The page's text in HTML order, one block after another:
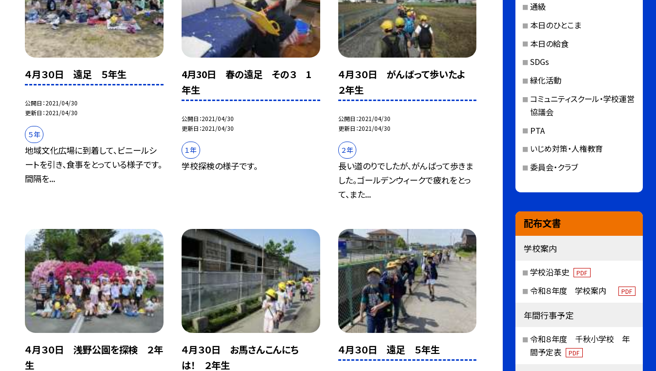
４月３０日 遠足 ５年生
公開日 2021/04/30
更新日 2021/04/30
５年
地域文化広場に到着して、ビニールシ
ートを引き、食事をとっている様子です。
間隔を...
4月30日 春の遠足 その３ 1
年生
公開日 2021/04/30
更新日 2021/04/30
１年
学校探検の様子です。
４月３０日 がんばって歩いたよ
２年生
公開日 2021/04/30
更新日 2021/04/30
２年
長い道のりでしたが、がんばって歩きま
した。ゴールデンウィークで疲れをとっ
て、また...
４月３０日 浅野公園を探検 ２年
生
４月３０日 お馬さんこんにち
は！ ２年生
４月３０日 遠足 ５年生
通級
本日のひとこま
本日の給食
SDGs
緑化活動
コミュニティスクール・学校運営
協議会
PTA
いじめ対策・人権教育
委員会・クラブ
配布文書
学校案内
学校沿革史 PDF
令和８年度 学校案内 PDF
年間行事予定
令和８年度 千秋小学校 年
間予定表
PDF